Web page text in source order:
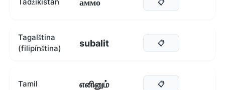
📋
Tagalština
(filipínština)
subalit 📋
Tamil எனினும் 📋